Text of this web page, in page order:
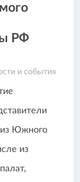
РФ
и события
из Южного
из